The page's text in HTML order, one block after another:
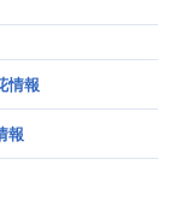
情報
報